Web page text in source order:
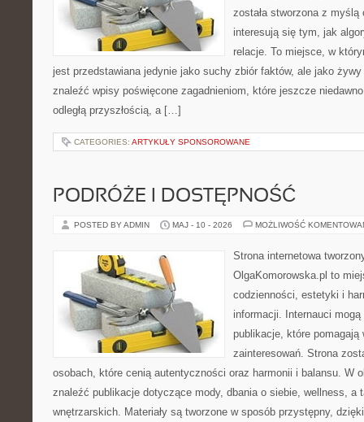
została stworzona z
interesują się tym, jak
relacje. To miejsce, w
jest przedstawiana jedynie jako suchy zbiór faktów, ale jako
znaleźć wpisy poświęcone zagadnieniom, które jeszcze niedawno
odległą przyszłością, a […]
CATEGORIES: ARTYKUŁY SPONSOROWANE
PODRÓŻE I DOSTĘPNOŚĆ
POSTED BY ADMIN MAJ - 10 - 2026 MOŻLIWOŚĆ
Strona internetowa
OlgaKomorowska.pl to
codzienności, estetyki i
informacji. Internauci
publikacje, które pomagają
zainteresowań. Strona
osobach, które cenią autentyczności oraz harmonii i balansu. W
znaleźć publikacje dotyczące mody, dbania o siebie, wellness, a
wnętrzarskich. Materiały są tworzone w sposób przystępny,